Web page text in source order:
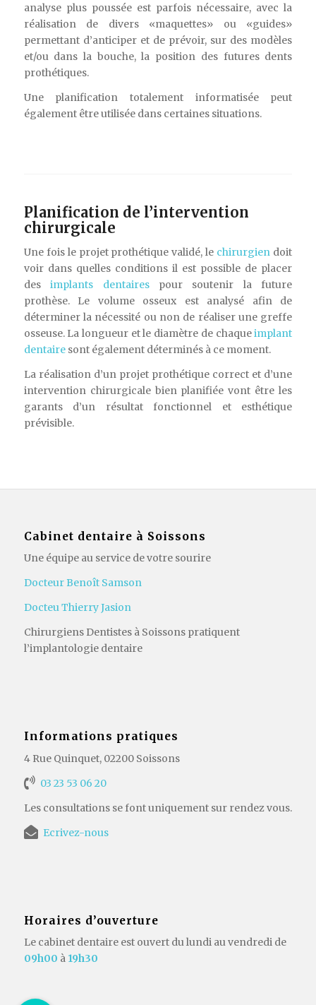
analyse plus poussée est parfois nécessaire, avec la
réalisation de divers «maquettes» ou «guides»
permettant d’anticiper et de prévoir, sur des modèles
et/ou dans la bouche, la position des futures dents
prothétiques.
Une planification totalement informatisée peut
également être utilisée dans certaines situations.
Planification de l’intervention
chirurgicale
Une fois le projet prothétique validé, le chirurgien doit
voir dans quelles conditions il est possible de placer
desimplants dentairespour soutenir la future
prothèse. Le volume osseux est analysé afin de
déterminer la nécessité ou non de réaliser une greffe
osseuse. La longueur et le diamètre de chaqueimplant
dentairesont également déterminés à ce moment.
La réalisation d’un projet prothétique correct et d’une
intervention chirurgicale bien planifiée vont être les
garants d’un résultat fonctionnel et esthétique
prévisible.
Cabinet dentaire à Soissons
Une équipe au service de votre sourire
Docteur Benoît Samson
Docteu Thierry Jasion
Chirurgiens Dentistes à Soissons pratiquent
l’implantologie dentaire
Informations pratiques
4 Rue Quinquet, 02200 Soissons
03 23 53 06 20
Les consultations se font uniquement sur rendez vous.
Ecrivez-nous
Horaires d’ouverture
Le cabinet dentaire est ouvert du lundi au vendredi de
09h00 à 19h30